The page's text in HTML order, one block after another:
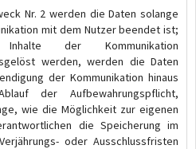
Nr. 2 werden die Daten solange
mit dem Nutzer beendet ist;
der Kommunikation
werden, werden die Daten
der Kommunikation hinaus
der Aufbewahrungspflicht,
wie die Möglichkeit zur eigenen
die Speicherung im
oder Ausschlussfristen